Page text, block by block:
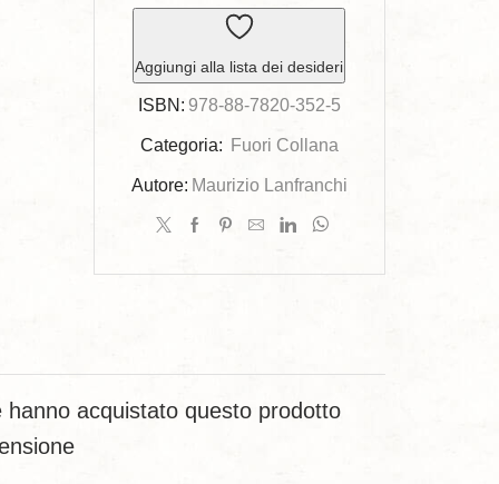
consumatore
di
prodotti
tipici
città
di
quantità
Aggiungi alla lista dei desideri
ISBN: 978-88-7820-352-5
Categoria: Fuori Collana
Autore: Maurizio Lanfranchi
hanno acquistato questo prodotto